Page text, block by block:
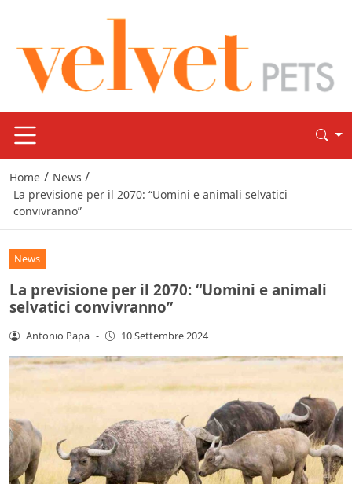
Home / News /
La previsione per il 2070: “Uomini e animali selvatici
convivranno”
News
La previsione per il 2070: “Uomini e animali
selvatici convivranno”
Antonio Papa - 10 Settembre 2024